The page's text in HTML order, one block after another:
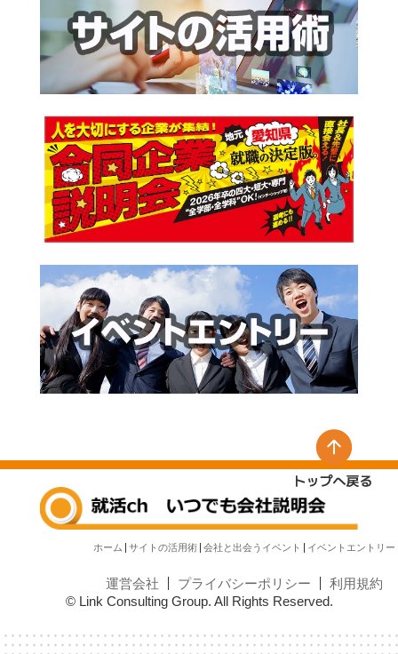
ホーム サイトの活用術 会社と出会うイベント イベントエントリー
© Link Consulting Group. All Rights Reserved.
運営会社 プライバシーポリシー 利用規約